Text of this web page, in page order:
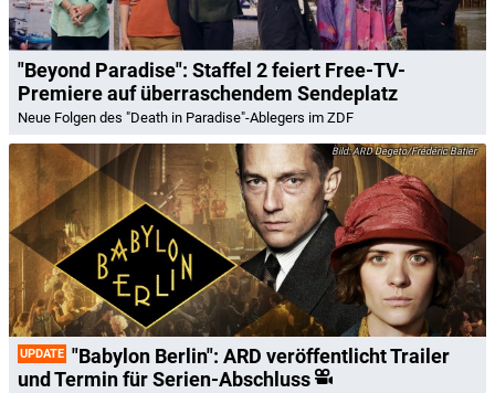
"Beyond Paradise": Staffel 2 feiert Free-TV-
Premiere auf überraschendem Sendeplatz
Neue Folgen des "Death in Paradise"-Ablegers im ZDF
ARD Degeto/Frédéric Batier
UPDATE "Babylon Berlin": ARD veröffentlicht Trailer
und Termin für Serien-Abschluss